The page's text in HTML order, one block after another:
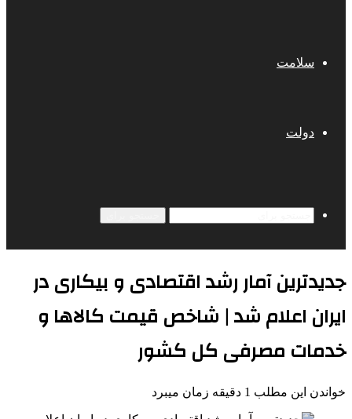
سلامت
دولت
جدیدترین آمار رشد اقتصادی و بیکاری در
ایران اعلام شد | شاخص قیمت کالاها و
خدمات مصرفی کل کشور
خواندن این مطلب 1 دقیقه زمان میبرد